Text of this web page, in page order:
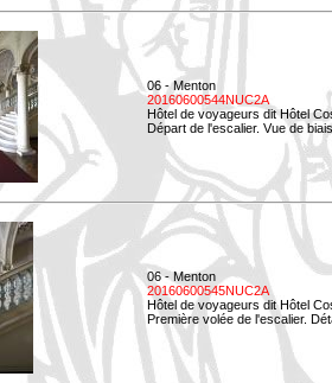
06 - Menton
20160600544NUC2A
Hôtel de voyageurs dit Hôtel
Départ de l'escalier. Vue de
06 - Menton
20160600545NUC2A
Hôtel de voyageurs dit Hôtel
Première volée de l'escalier.